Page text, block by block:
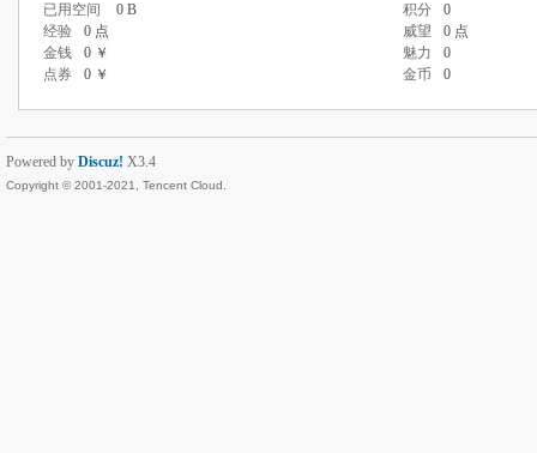
已用空间
0 B 积分
0
经验
0 点 威望
0 点
金钱
0 ￥ 魅力
0
点券
0 ￥ 金币 0
Powered by Discuz! X3.4
Copyright © 2001-2021, Tencent Cloud.